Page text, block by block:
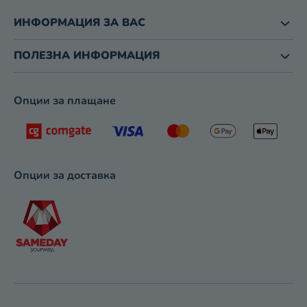
Р
О
ИНФОРМАЦИЯ ЗА ВАС
ПОЛЕЗНА ИНФОРМАЦИЯ
Опции за плащане
Опции за доставка